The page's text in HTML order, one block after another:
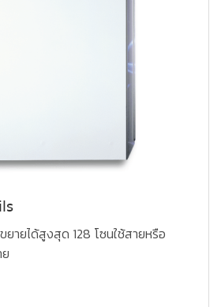
ยายได้สูงสุด 128 โซนใช้สายหรือ